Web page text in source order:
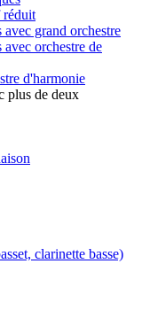
réduit
avec grand orchestre
avec orchestre de
d'harmonie
plus de deux
clarinette basse)